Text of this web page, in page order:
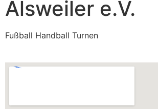
Alsweiler e.V.
Fußball Handball Turnen